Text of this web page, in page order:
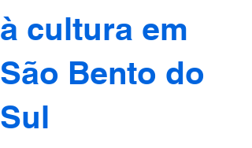
à cultura em
São Bento do
Sul